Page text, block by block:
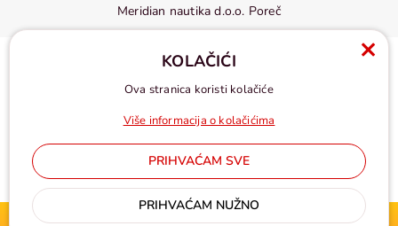
Meridian nautika d.o.o. Poreč
Cijene u eurima, pdv uključen
KOLAČIĆI
Ova stranica koristi kolačiće
Više informacija o kolačićima
PRIHVAĆAM SVE
PRIHVAĆAM NUŽNO